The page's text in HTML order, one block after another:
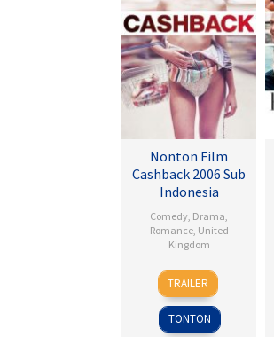
Nonton Film
Cashback 2006 Sub
Indonesia
Comedy Drama
Romance, United
Kingdom
17
Jan
2007
Sean
Ellis
TRAILER
TONTON